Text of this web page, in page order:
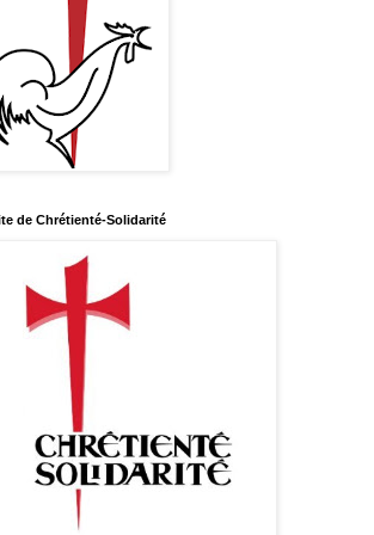
de Chrétienté-Solidarité